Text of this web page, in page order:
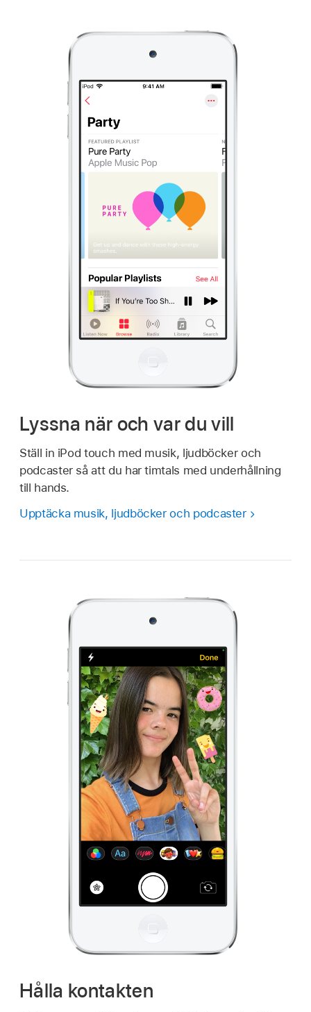
Lyssna när och var du vill
Ställ in iPod touch med musik, ljudböcker och
podcaster så att du har timtals med underhållning
till hands.
Upptäcka musik, ljudböcker och podcaster
Hålla kontakten